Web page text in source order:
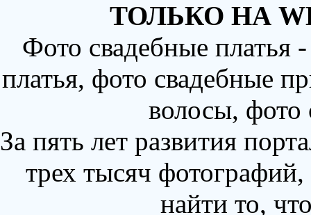
ТОЛЬКО НА
Фото свадебные
платья, фото свадебные
волосы,
За пять лет развития
трех тысяч
найти то,